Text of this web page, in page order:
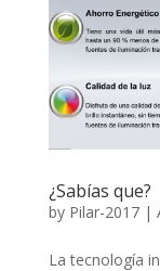
¿Sabías que?
by Pilar-2017|
La tecnología